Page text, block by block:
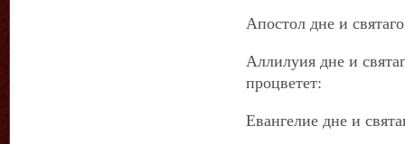
Апостол дне и святаго
Аллилуия дне и
процветет:
Евангелие дне и